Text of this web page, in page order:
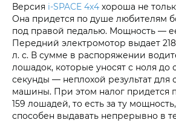
Версия i‑SPACE 4х4 хороша не
Она придется по душе любителям
под правой педалью. Мощность —
Передний электромотор выдает
л. с. В сумме в распоряжении
лошадок, которые уносят с ноля до
секунды — неплохой результат для
машины. При этом налог придется
159 лошадей, то есть за ту
способен выдавать непрерывно в